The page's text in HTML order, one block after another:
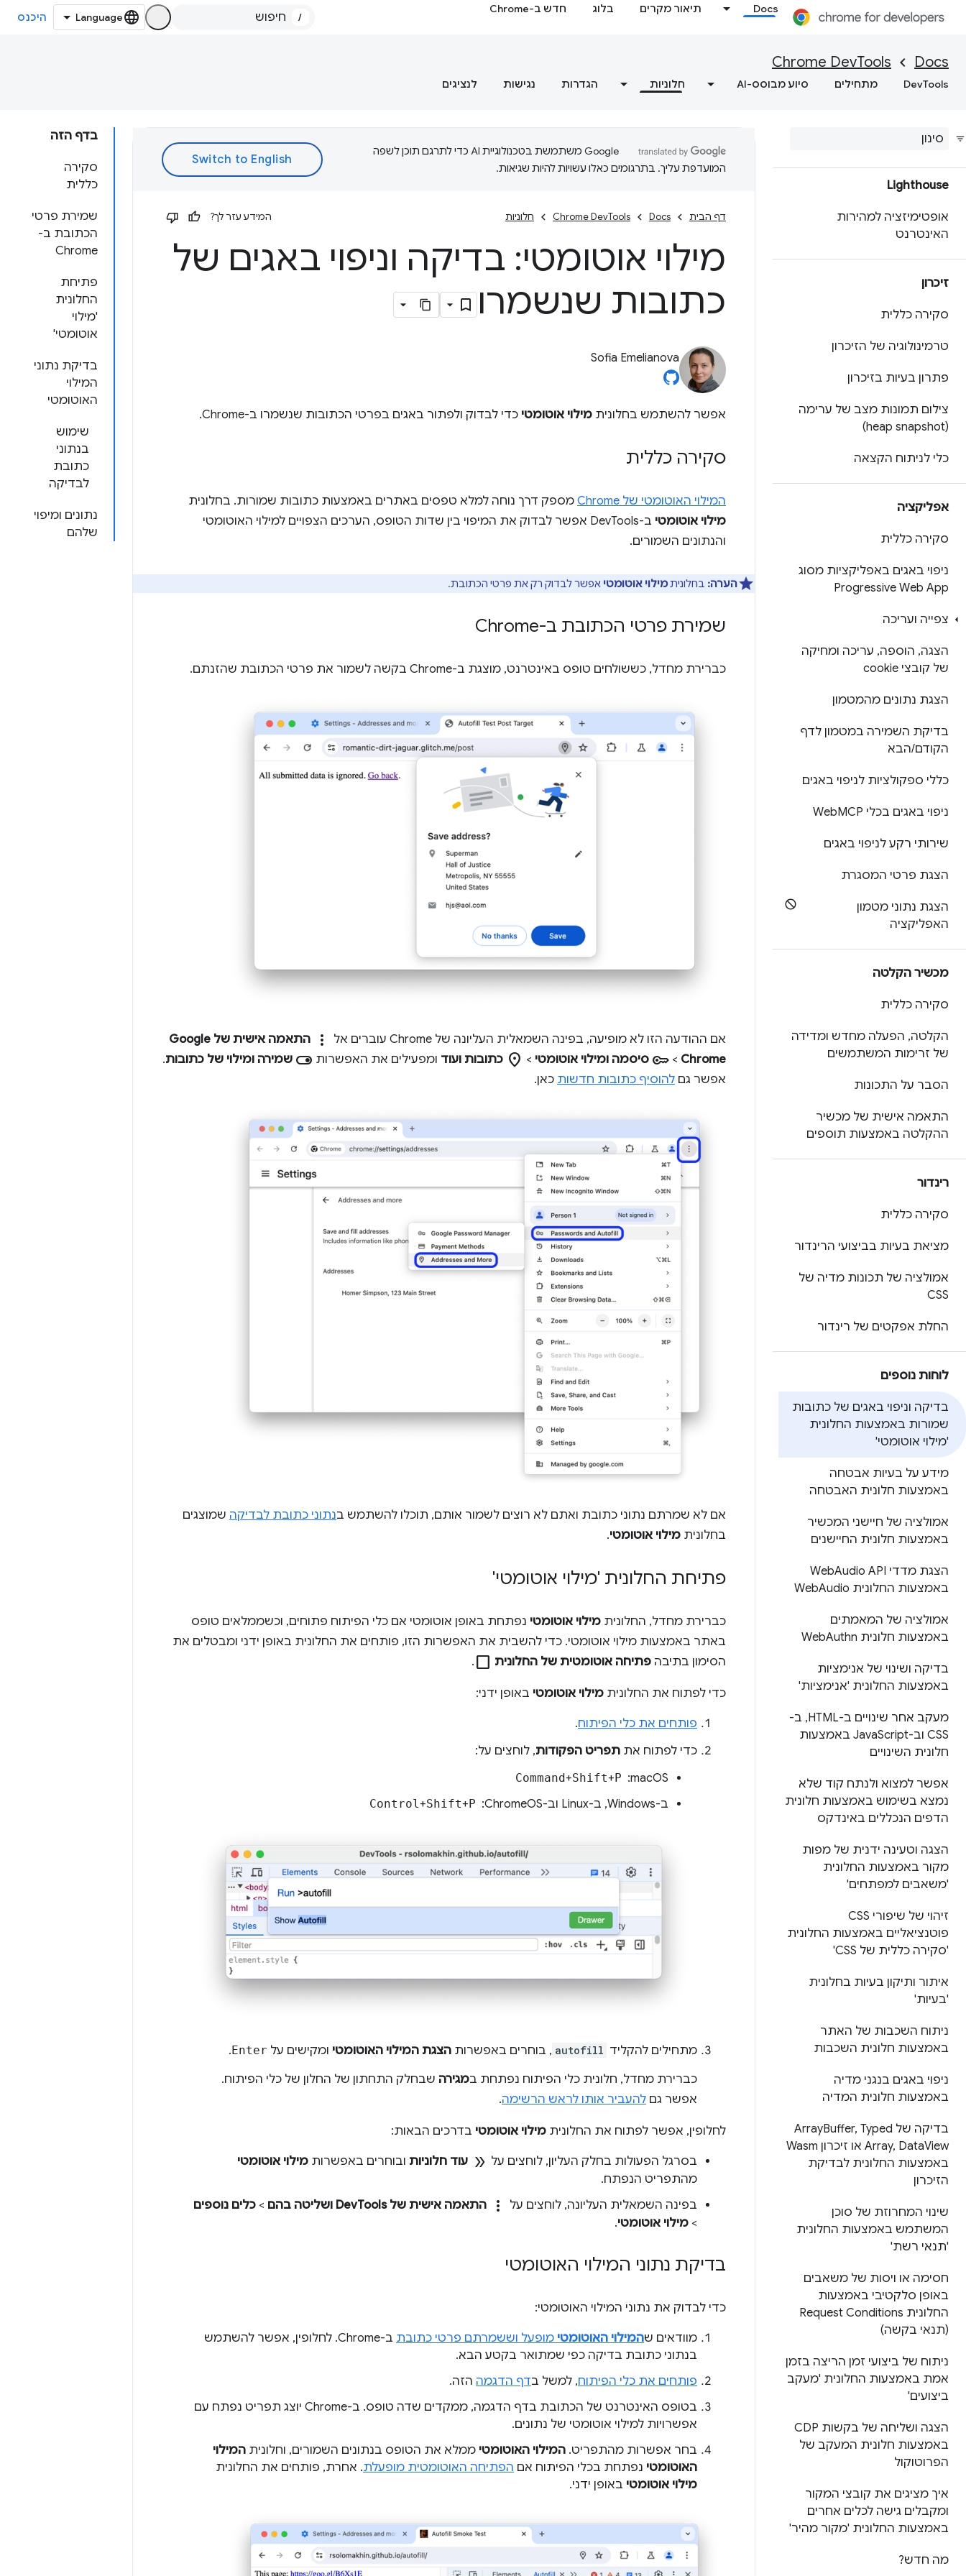
Docs תיאור מקרים בלוג חדש ב-Chrome
/ היכנס
Docs
Chrome DevTools
DevTools מתחילים סיוע מבוסס-AI חלוניות הגדרות נגישות לנציגים
הביצועים באמצעות API
מקבלים תובנות פרקטיות לגבי
ביצועי האתר
ביצועים
Lighthouse
אופטימיזציה למהירות
האינטרנט
זיכרון
סקירה כללית
טרמינולוגיה של הזיכרון
פתרון בעיות בזיכרון
צילום תמונות מצב של ערימה
(heap snapshot)
כלי לניתוח הקצאה
אפליקציה
סקירה כללית
ניפוי באגים באפליקציות מסוג
Progressive Web App
צפייה ועריכה
הצגה, הוספה, עריכה ומחיקה
של קובצי cookie
הצגת נתונים מהמטמון
בדיקת השמירה במטמון לדף
הקודם/הבא
כללי ספקולציות לניפוי באגים
ניפוי באגים בכלי Web MCP
שירותי רקע לניפוי באגים
הצגת פרטי המסגרת
הצגת נתוני מטמון
האפליקציה
מכשיר הקלטה
סקירה כללית
הקלטה, הפעלה מחדש ומדידה
של זרימות המשתמשים
הסבר על התכונות
התאמה אישית של מכשיר
ההקלטה באמצעות תוספים
רינדור
סקירה כללית
מציאת בעיות בביצועי הרינדור
אמולציה של תכונות מדיה של
CSS
החלת אפקטים של רינדור
לוחות נוספים
בדיקה וניפוי באגים של כתובות
שמורות באמצעות החלונית
'מילוי אוטומטי'
מידע על בעיות אבטחה
באמצעות חלונית האבטחה
אמולציה של חיישני המכשיר
באמצעות חלונית החיישנים
הצגת מדדי Web Audio API
באמצעות החלונית Web Audio
אמולציה של המאמתים
באמצעות חלונית Web Authn
בדיקה ושינוי של אנימציות
באמצעות החלונית 'אנימציות'
מעקב אחר שינויים ב-HTML , ב-
CSS וב-Java
Script באמצעות
חלונית השינויים
אפשר למצוא ולנתח קוד שלא
נמצא בשימוש באמצעות חלונית
הדפים הנכללים באינדקס
הצגה וטעינה ידנית של מפות
מקור באמצעות החלונית
'משאבים למפתחים'
זיהוי של שיפורי CSS
פוטנציאליים באמצעות החלונית
'סקירה כללית של CSS'
איתור ותיקון בעיות בחלונית
'בעיות'
ניתוח השכבות של האתר
באמצעות חלונית השכבות
ניפוי באגים בנגני מדיה
באמצעות חלונית המדיה
בדיקה של Array Buffer, Typed
Array, Data
View או זיכרון Wasm
באמצעות החלונית לבדיקת
הזיכרון
שינוי המחרוזת של סוכן
המשתמש באמצעות החלונית
'תנאי רשת'
חסימה או ויסות של משאבים
באופן סלקטיבי באמצעות
החלונית Request Conditions
(תנאי בקשה)
ניתוח של ביצועי זמן הריצה בזמן
אמת באמצעות החלונית 'מעקב
ביצועים'
הצגה ושליחה של בקשות CDP
באמצעות חלונית המעקב של
הפרוטוקול
איך מציגים את קובצי המקור
ומקבלים גישה לכלים אחרים
באמצעות החלונית 'מקור מהיר'
מה חדש?
בדף הזה
סקירה
כללית
שמירת פרטי
הכתובת ב-
Chrome
פתיחת
החלונית
'מילוי
אוטומטי'
בדיקת נתוני
המילוי
האוטומטי
שימוש
בנתוני
כתובת
לבדיקה
נתונים ומיפוי
שלהם
‫Google משתמשת בטכנולוגיית AI כדי לתרגם תוכן לשפה
המועדפת עליך. בתרגומים כאלו עשויות להיות שגיאות.
דף הבית Docs
Chrome DevTools חלוניות המידע עזר לך?
מילוי אוטומטי: בדיקה וניפוי באגים של
כתובות שנשמרו
Sofia Emelianova
אפשר להשתמש בחלונית מילוי אוטומטי כדי לבדוק ולפתור באגים בפרטי הכתובות שנשמרו ב-Chrome.
סקירה כללית
המילוי האוטומטי של Chrome
מספק דרך נוחה למלא טפסים באתרים באמצעות כתובות שמורות. בחלונית
מילוי אוטומטי
ב-DevTools אפשר לבדוק את המיפוי בין שדות הטופס, הערכים הצפויים למילוי האוטומטי
והנתונים השמורים.
הערה: בחלוניתמילוי אוטומטי אפשר לבדוק רק את פרטי הכתובת.
שמירת פרטי הכתובת ב-Chrome
כברירת מחדל, כששולחים טופס באינטרנט, מוצגת ב-Chrome בקשה לשמור את פרטי הכתובת שהזנתם.
אם ההודעה הזו לא מופיעה, בפינה השמאלית העליונה של Chrome עוברים אל more_vert
התאמה אישית של Google
Chrome
>
key סיסמה ומילוי אוטומטי >
location_on כתובות ועוד ומפעילים את האפשרות toggle_on שמירה ומילוי של כתובות.
אפשר גם להוסיף כתובות חדשות כאן.
אם לא שמרתם נתוני כתובת ואתם לא רוצים לשמור אותם, תוכלו להשתמש בנתוני כתובת לבדיקה שמוצגים
בחלונית מילוי אוטומטי.
פתיחת החלונית 'מילוי אוטומטי'
כברירת מחדל, החלונית מילוי אוטומטי נפתחת באופן אוטומטי אם כלי הפיתוח פתוחים, וכשממלאים טופס
באתר באמצעות מילוי אוטומטי. כדי להשבית את האפשרות הזו, פותחים את החלונית באופן ידני ומבטלים את
הסימון בתיבה פתיחה אוטומטית של החלונית check_box_outline_blank
.
כדי לפתוח את החלונית מילוי אוטומטי באופן ידני:
פותחים את כלי הפיתוח.
כדי לפתוח את תפריט הפקודות, לוחצים על:
macOS: ‏
Command+Shift+P
ב-Windows, ב-Linux וב-ChromeOS: ‏ Control+Shift+P
מתחילים להקליד autofill , בוחרים באפשרות הצגת המילוי האוטומטי ומקישים על Enter
.
כברירת מחדל, חלונית כלי הפיתוח נפתחת במגירה שבחלק התחתון של החלון של כלי הפיתוח.
אפשר גם להעביר אותו לראש הרשימה.
לחלופין, אפשר לפתוח את החלונית מילוי אוטומטי בדרכים הבאות:
בסרגל הפעולות בחלק העליון, לוחצים על double_arrow עוד חלוניות ובוחרים באפשרות מילוי אוטומטי
מהתפריט הנפתח.
בפינה השמאלית העליונה, לוחצים על
more_vert התאמה אישית של DevTools ושליטה בהם > כלים נוספים
> מילוי אוטומטי.
בדיקת נתוני המילוי האוטומטי
כדי לבדוק את נתוני המילוי האוטומטי:
מוודאים שהמילוי האוטומטי מופעל וששמרתם פרטי כתובת
ב-Chrome. לחלופין, אפשר להשתמש
בנתוני כתובת בדיקה כפי שמתואר בקטע הבא.
פותחים את כלי הפיתוח, למשל בדף הדגמה הזה.
בטופס האינטרנט של הכתובת בדף הדגמה, ממקדים שדה טופס. ב-Chrome יוצג תפריט נפתח עם
אפשרויות למילוי אוטומטי של נתונים.
בחר אפשרות מהתפריט. המילוי האוטומטי ממלא את הטופס בנתונים השמורים, וחלונית המילוי
האוטומטי נפתחת בכלי הפיתוח אם הפתיחה האוטומטית מופעלת. אחרת, פותחים את החלונית
מילוי אוטומטי באופן ידני.